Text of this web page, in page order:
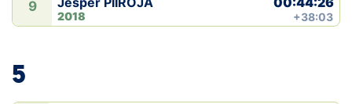
9
2018 +38:03
5